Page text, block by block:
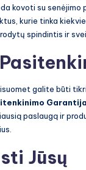
kovoti su senėjimo
kurie tinka
spindintis ir
galite būti
paslaugą ir
Jūsų